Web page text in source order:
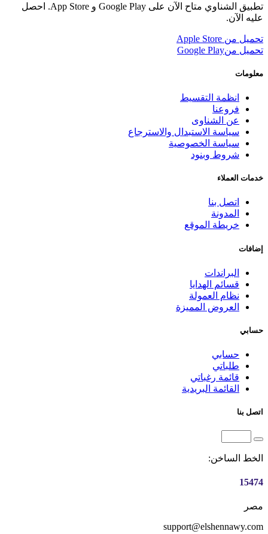
تطبيق الشناوي متاح الآن على Google Play و App Store. احصل
عليه الآن.
تحميل من Apple Store
تحميل منGoogle Play
معلومات
انظمة التقسيط
فروعنا
عن الشناوى
سياسة الاستبدال والاسترجاع
سياسة الخصوصية
شروط وبنود
خدمات العملاء
اتصل بنا
المدونة
خريطة الموقع
إضافات
البراندات
قسائم الهدايا
نظام العمولة
العروض المميزة
حسابي
حسابي
طلباتي
قائمة رغباتي
القائمة البريدية
اتصل بنا
الخط الساخن:
15474
مصر
support@elshennawy.com